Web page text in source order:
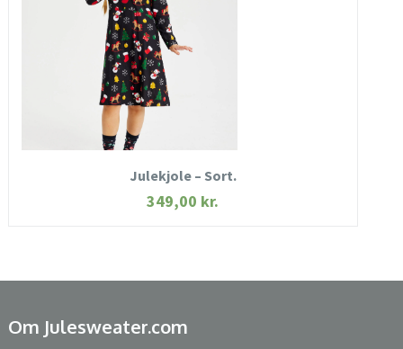
Julekjole – Sort.
349,00 kr.
Om Julesweater.com